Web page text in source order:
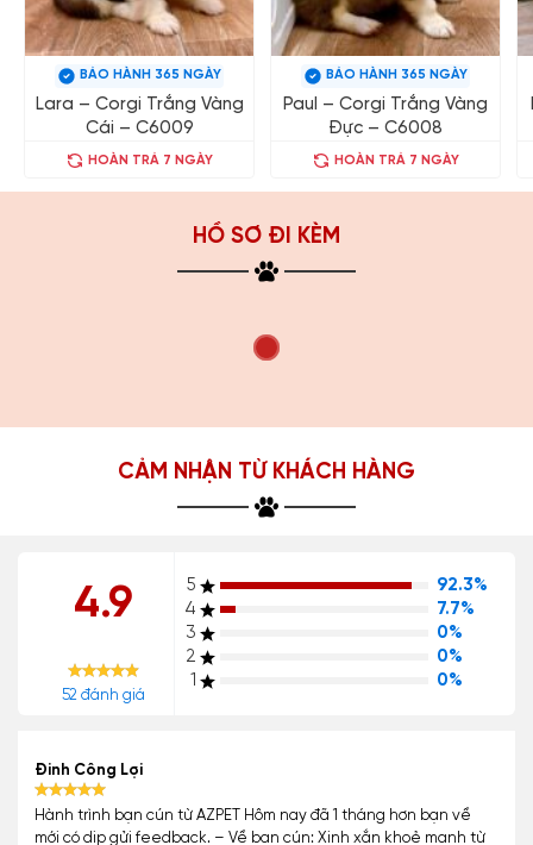
BẢO HÀNH 365 NGÀY
Lara – Corgi Trắng Vàng
Cái – C6009
HOÀN TRẢ 7 NGÀY
BẢO HÀNH 365 NGÀY
Paul – Corgi Trắng Vàng
Đực – C6008
HOÀN TRẢ 7 NGÀY
HỒ SƠ ĐI KÈM
CẢM NHẬN TỪ KHÁCH HÀNG
4.9
52 đánh giá
5
92.3%
4
7.7%
3
0%
2
0%
1
0%
Đinh Công Lợi
Hành trình bạn cún từ AZPET Hôm nay đã 1 tháng hơn bạn về
mới có dịp gửi feedback. – Về bạn cún: Xinh xắn khoẻ mạnh từ